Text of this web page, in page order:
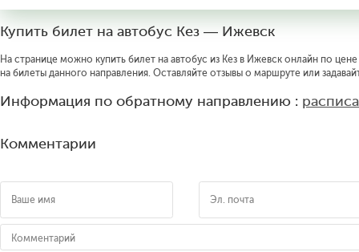
Купить билет на автобус Кез — Ижевск
На странице можно купить билет на автобус из Кез в Ижевск онлайн по
на билеты данного направления. Оставляйте отзывы о маршруте или
Информация по обратному направлению :
Комментарии